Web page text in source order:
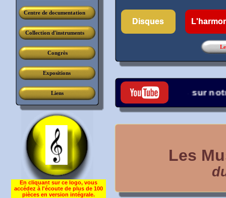
Centre de documentation
Collection d'instruments
Expositions
Liens
En cliquant sur ce logo, vous
accédez à l'écoute de plus de 100
pièces en version intégrale.
Congrès
Retrouvez-nous sur notre
Disques
Les